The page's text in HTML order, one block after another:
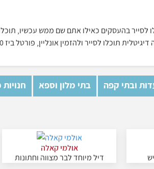
מהיום תוכלו לסייר בהעסקים כאילו אתם שם ממש
ובתי קפה בתי מלון וספא
אולמי קאלה
דיל מיוחד לבר מצווה וחתונות